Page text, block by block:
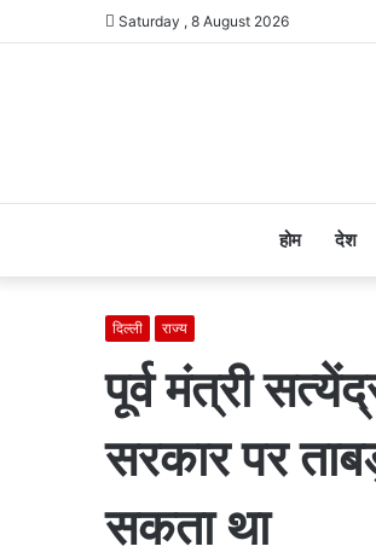
Saturday , 8 August 2026
होम देश
दिल्ली राज्य
पूर्व मंत्री
सरकार पर
सकता था